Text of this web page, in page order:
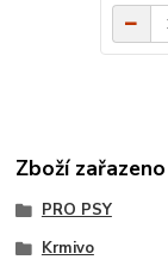
Zboží
PRO PSY
Krmivo